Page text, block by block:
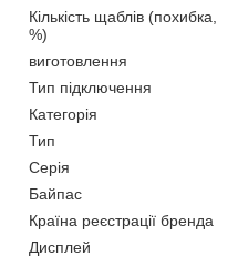
Кількість щаблів (похибка,
%)
виготовлення
Тип підключення
Категорія
Тип
Серія
Байпас
Країна реєстрації бренда
Дисплей